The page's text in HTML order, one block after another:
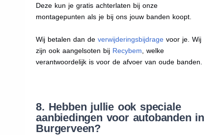
Deze kun je gratis achterlaten bij onze
montagepunten als je bij ons jouw banden koopt.
Wij betalen dan deverwijderingsbijdrage voor je. Wij
zijn ook aangelsoten bij Recybem , welke
verantwoordelijk is voor de afvoer van oude banden.
8. Hebben jullie ook speciale
aanbiedingen voor autobanden in
Burgerveen?